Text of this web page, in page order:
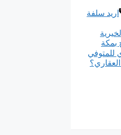
الوسوم
اريد سلفة
للمتوفي